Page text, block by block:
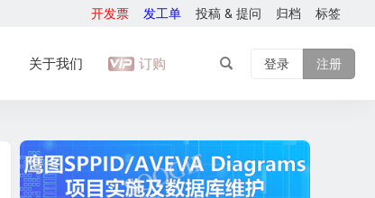
开发票 发工单 投稿 & 提问 归档 标签
关于我们 订购 登录 注册